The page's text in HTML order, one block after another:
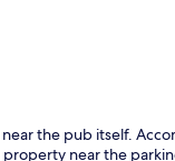
the pub itself.
near the